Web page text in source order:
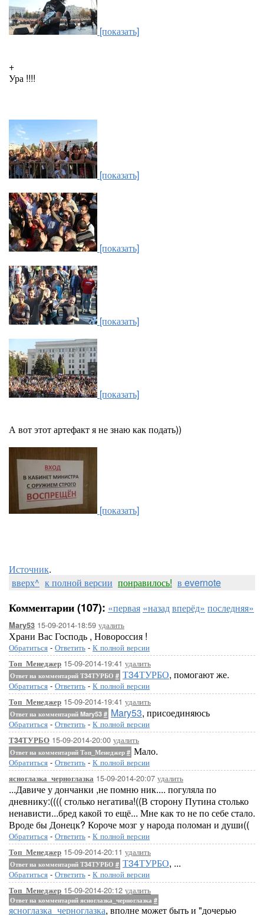
[показать]
+
Ура !!!!
[показать]
[показать]
[показать]
[показать]
А вот этот артефакт я не знаю как подать))
[показать]
Источник.
вверх^ к полной версии понравилось! в evernote
Комментарии (107): «первая «назадвперёд» последняя»
Mary53 15-09-2014-18:59 удалить
Храни Вас Господь , Новороссия !
Обратиться - Ответить - К полной версии
Топ_Менеджер 15-09-2014-19:41 удалить
Ответ на комментарий Т34ТУРБО # Т34ТУРБО, помогают же.
Обратиться - Ответить - К полной версии
Топ_Менеджер 15-09-2014-19:41 удалить
Ответ на комментарий Mary53 # Mary53, присоединяюсь
Обратиться - Ответить - К полной версии
Т34ТУРБО 15-09-2014-20:00 удалить
Ответ на комментарий Топ_Менеджер # Мало.
Обратиться - Ответить - К полной версии
ясноглазка_черноглазка 15-09-2014-20:07 удалить
...Давиче у дончанки ,не помню ник.... погуляла по
дневнику:(((( столько негатива!((В сторону Путина столько
ненависти...бред какой то ещё... Мне как то не по себе стало.
Вроде бы Донецк? Короче мозг у народа поломан и души((
Обратиться - Ответить - К полной версии
Топ_Менеджер 15-09-2014-20:11 удалить
Ответ на комментарий Т34ТУРБО # Т34ТУРБО, ...
Обратиться - Ответить - К полной версии
Топ_Менеджер 15-09-2014-20:12 удалить
Ответ на комментарий ясноглазка_черноглазка #
ясноглазка_черноглазка, вполне может быть и "дочерью